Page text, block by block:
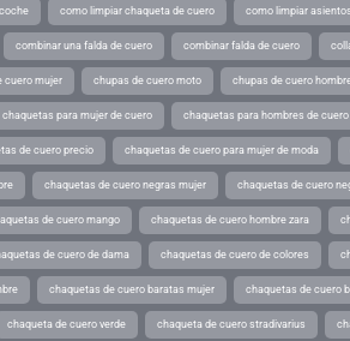
como limpiar chaqueta de cuero como limpiar
combinar una falda de cuero combinar falda de cuero
cuero mujer chupas de cuero moto chupas de cuero
chaquetas para mujer de cuero chaquetas para hombres de cuero
de cuero precio chaquetas de cuero para mujer de moda
chaquetas de cuero negras mujer chaquetas de cuero
de cuero mango chaquetas de cuero hombre zara
de cuero de dama chaquetas de cuero de colores
chaquetas de cuero baratas mujer chaquetas de cuero
chaqueta de cuero verde chaqueta de cuero stradivarius